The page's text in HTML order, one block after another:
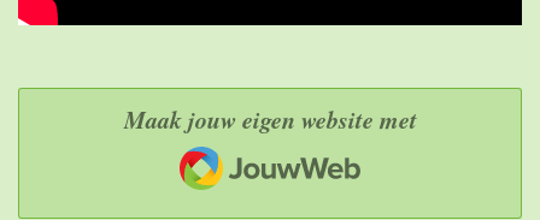
Maak jouw eigen website met
JouwWeb